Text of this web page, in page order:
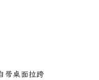
带桌面拉跨